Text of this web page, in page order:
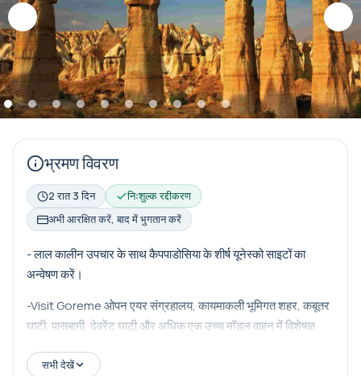
भ्रमण विवरण
2 रात 3 दिन
निःशुल्क रद्दीकरण
अभी आरक्षित करें, बाद में भुगतान करें
- लाल कालीन उपचार के साथ कैपपाडोसिया के शीर्ष यूनेस्को साइटों का
अन्वेषण करें।
-Visit Goreme ओपन एयर संग्रहालय, कायमाकली भूमिगत शहर, कबूतर
घाटी, पासबागी, देवरेंट घाटी और अधिक एक उच्च मॉडल वाहन में विशेषज्ञ
सभी देखें